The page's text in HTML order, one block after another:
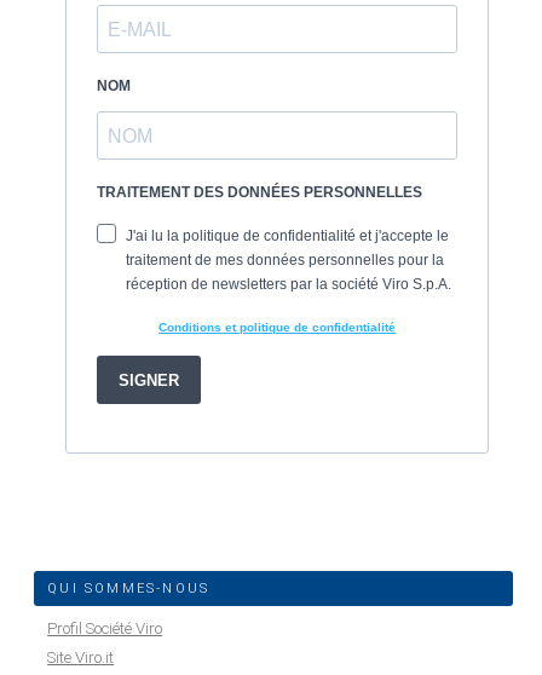
QUI SOMMES-NOUS
Profil Société Viro
Site Viro.it